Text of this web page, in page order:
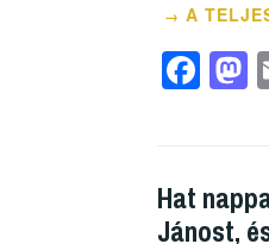
→ A
F
e
b
o
d
Hat
Jánost,